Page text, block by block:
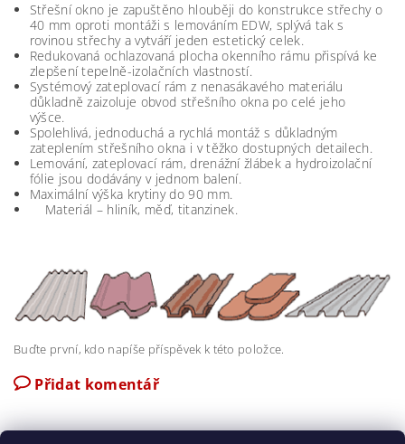
Střešní okno je zapuštěno hlouběji do konstrukce střechy o
40 mm oproti montáži s lemováním EDW, splývá tak s
rovinou střechy a vytváří jeden estetický celek.
Redukovaná ochlazovaná plocha okenního rámu přispívá ke
zlepšení tepelně-izolačních vlastností.
Systémový zateplovací rám z nenasákavého materiálu
důkladně zaizoluje obvod střešního okna po celé jeho
výšce.
Spolehlivá, jednoduchá a rychlá montáž s důkladným
zateplením střešního okna i v těžko dostupných detailech.
Lemování, zateplovací rám, drenážní žlábek a hydroizolační
fólie jsou dodávány v jednom balení.
Maximální výška krytiny do 90 mm.
Materiál – hliník, měď, titanzinek.
Buďte první, kdo napíše příspěvek k této položce.
Přidat komentář